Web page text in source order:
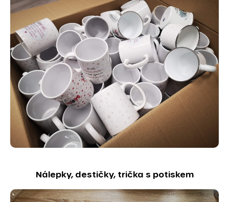
Nálepky, destičky, trička s potiskem